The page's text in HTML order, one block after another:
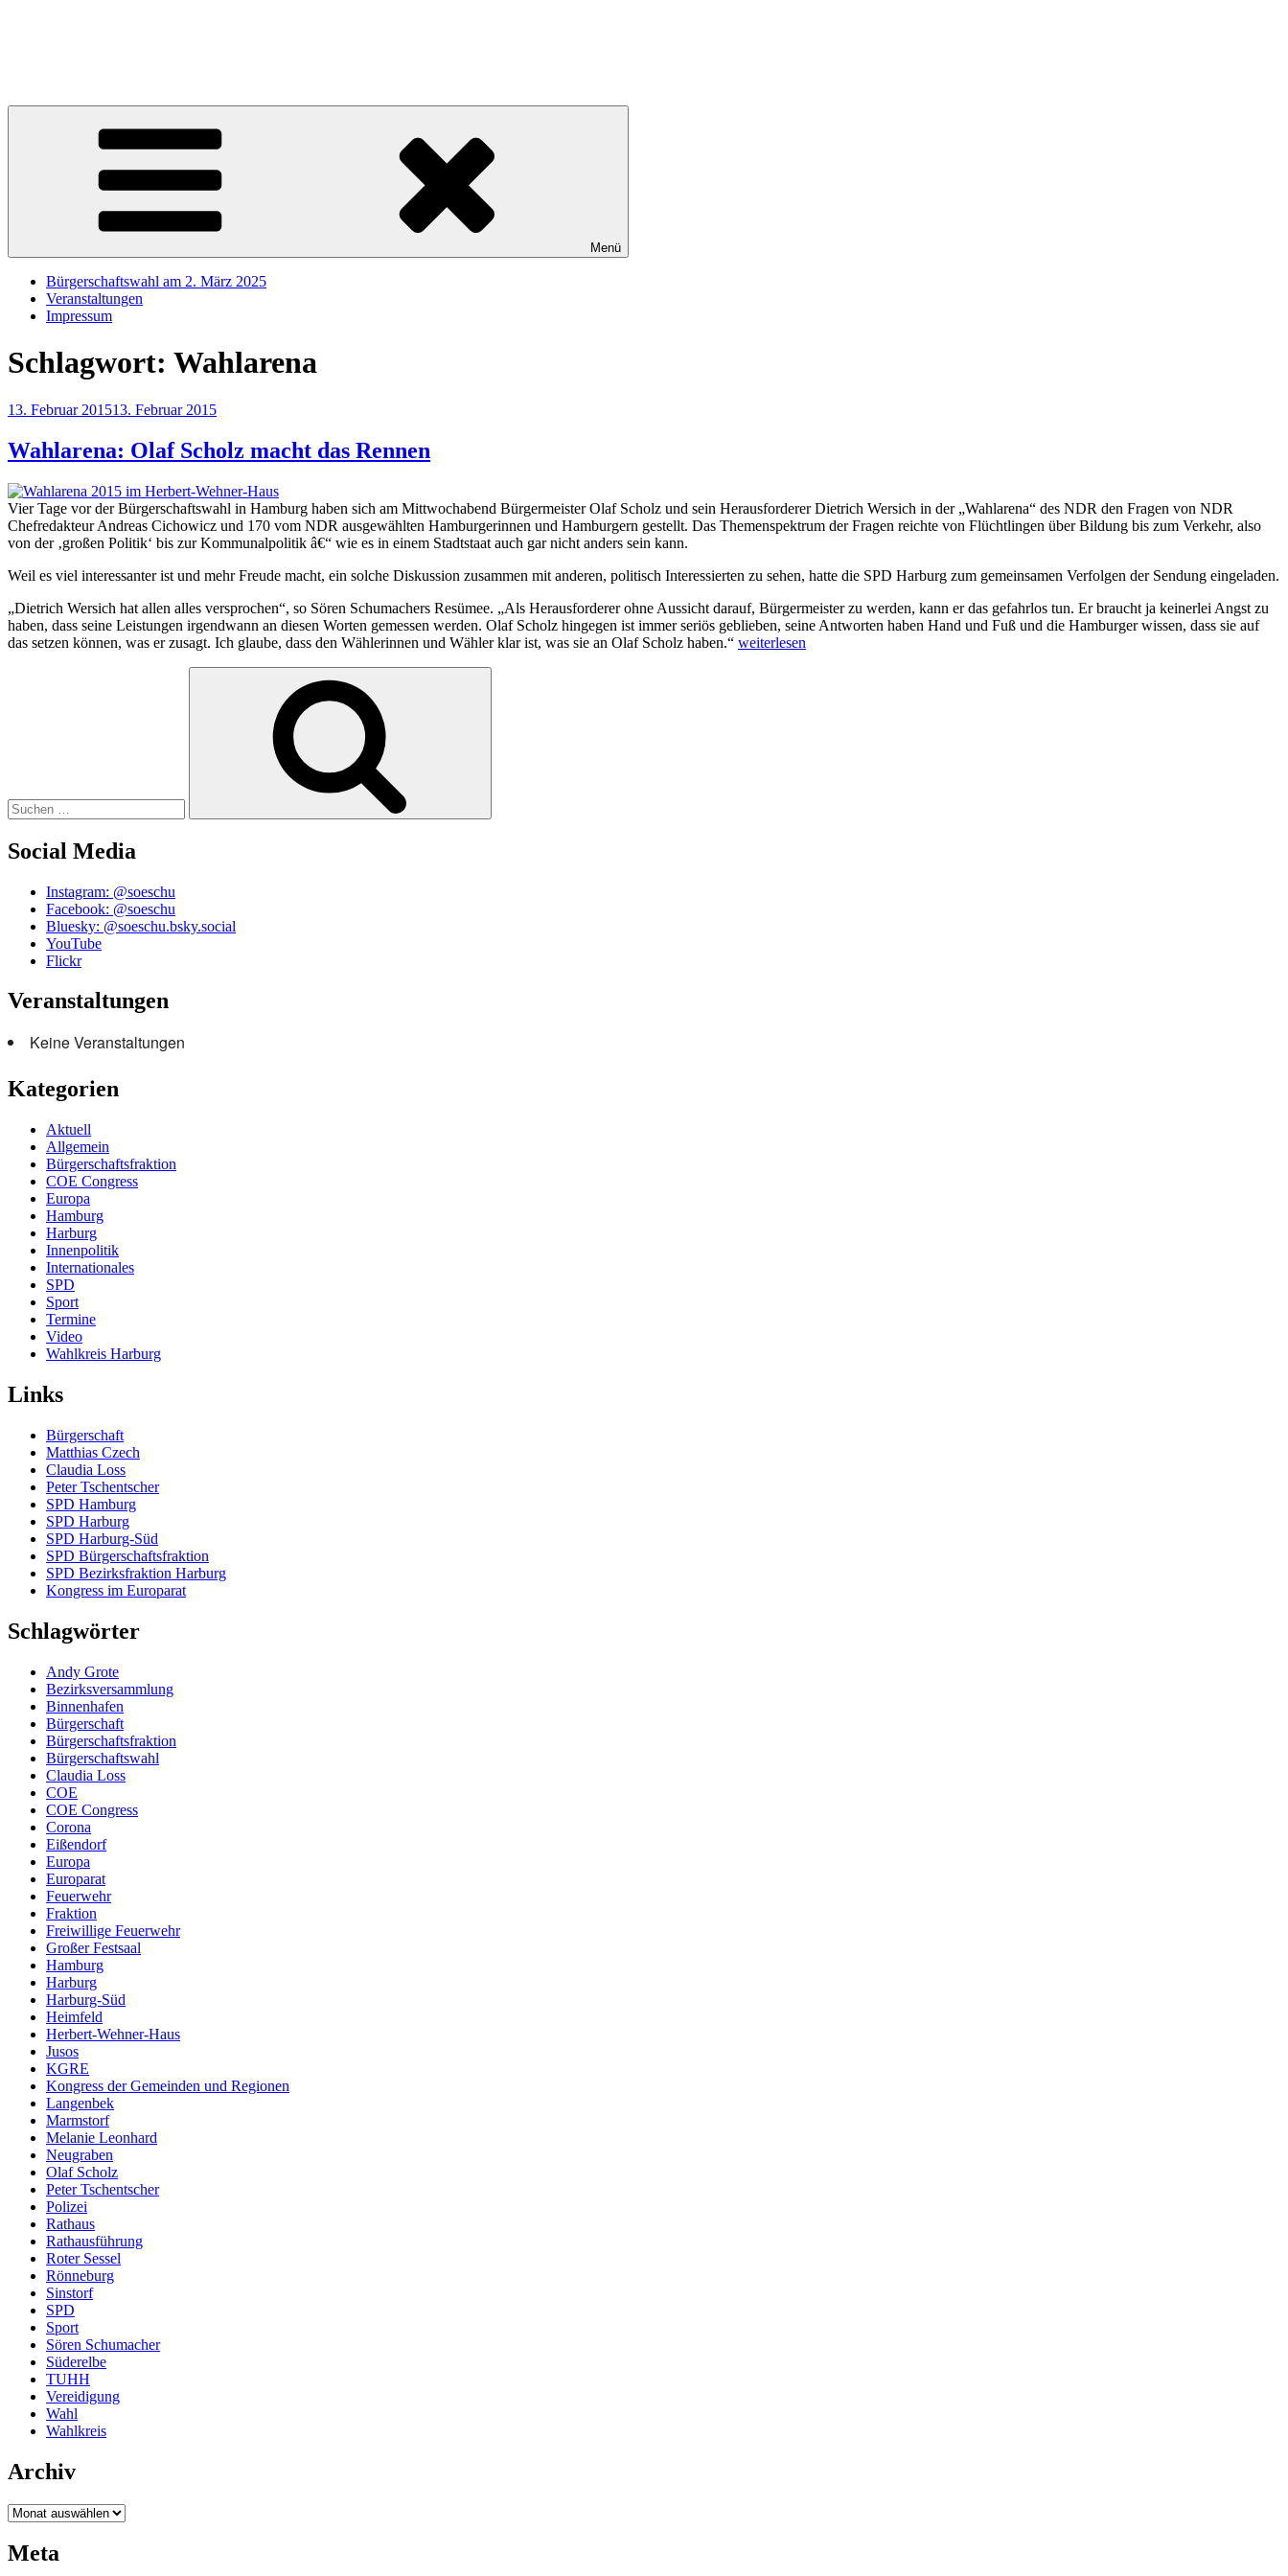
Menü
Bürgerschaftswahl am 2. März 2025
Veranstaltungen
Impressum
Schlagwort: Wahlarena
Veröffentlicht
13. Februar 201513. Februar 2015
Wahlarena: Olaf Scholz macht das Rennen
Vier Tage vor der Bürgerschaftswahl in Hamburg haben sich am Mittwochabend Bürgermeister Olaf Scholz und sein Herausforderer Dietrich Wersich in der „Wahlarena“ des NDR den Fragen von NDR
Chefredakteur Andreas Cichowicz und 170 vom NDR ausgewählten Hamburgerinnen und Hamburgern gestellt. Das Themenspektrum der Fragen reichte von Flüchtlingen über Bildung bis zum Verkehr, also
von der ‚großen Politik‘ bis zur Kommunalpolitik â€“ wie es in einem Stadtstaat auch gar nicht anders sein kann.
Weil es viel interessanter ist und mehr Freude macht, ein solche Diskussion zusammen mit anderen, politisch Interessierten zu sehen, hatte die SPD Harburg zum gemeinsamen Verfolgen der Sendung eingeladen.
„Dietrich Wersich hat allen alles versprochen“, so Sören Schumachers Resümee. „Als Herausforderer ohne Aussicht darauf, Bürgermeister zu werden, kann er das gefahrlos tun. Er braucht ja keinerlei Angst zu
haben, dass seine Leistungen irgendwann an diesen Worten gemessen werden. Olaf Scholz hingegen ist immer seriös geblieben, seine Antworten haben Hand und Fuß und die Hamburger wissen, dass sie auf
das setzen können, was er zusagt. Ich glaube, dass den Wählerinnen und Wähler klar ist, was sie an Olaf Scholz haben.“ „Wahlarena:
weiterlesen
Social Media
Instagram: @soeschu
Facebook: @soeschu
Bluesky: @soeschu.bsky.social
YouTube
Flickr
Veranstaltungen
Keine Veranstaltungen
Kategorien
Aktuell
Allgemein
Bürgerschaftsfraktion
COE Congress
Europa
Hamburg
Harburg
Innenpolitik
Internationales
SPD
Sport
Termine
Video
Wahlkreis Harburg
Links
Bürgerschaft
Matthias Czech
Claudia Loss
Peter Tschentscher
SPD Hamburg
SPD Harburg
SPD Harburg-Süd
SPD Bürgerschaftsfraktion
SPD Bezirksfraktion Harburg
Kongress im Europarat
Schlagwörter
Andy Grote
Bezirksversammlung
Binnenhafen
Bürgerschaft
Bürgerschaftsfraktion
Bürgerschaftswahl
Claudia Loss
COE
COE Congress
Corona
Eißendorf
Europa
Europarat
Feuerwehr
Fraktion
Freiwillige Feuerwehr
Großer Festsaal
Hamburg
Harburg
Harburg-Süd
Heimfeld
Herbert-Wehner-Haus
Jusos
KGRE
Kongress der Gemeinden und Regionen
Langenbek
Marmstorf
Melanie Leonhard
Neugraben
Olaf Scholz
Peter Tschentscher
Polizei
Rathaus
Rathausführung
Roter Sessel
Rönneburg
Sinstorf
SPD
Sport
Sören Schumacher
Süderelbe
TUHH
Vereidigung
Wahl
Wahlkreis
Archiv
Archiv
Meta